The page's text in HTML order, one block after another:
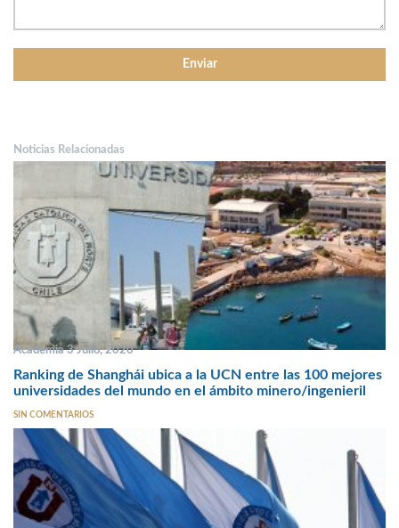
Noticias Relacionadas
Academia 3 Julio, 2020
Ranking de Shanghái ubica a la UCN entre las 100 mejores
universidades del mundo en el ámbito minero/ingenieril
SIN COMENTARIOS